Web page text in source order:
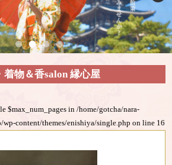
物＆香salon 縁心屋
$max_num_pages in/home/gotcha/nara-
content/themes/enishiya/single.php on line 16